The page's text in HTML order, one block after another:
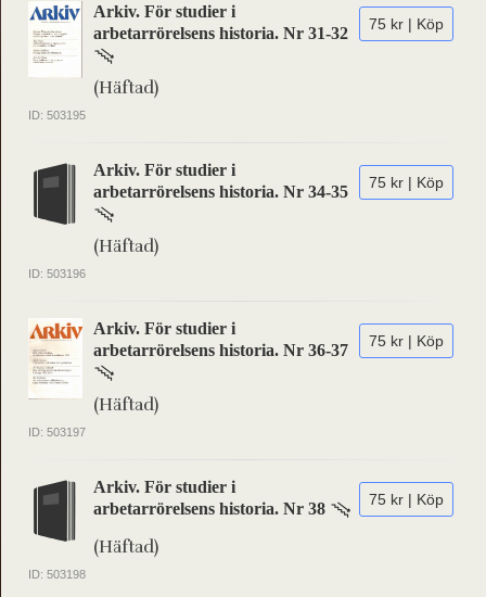
75 kr | Köp
Arkiv. För studier i
arbetarrörelsens historia. Nr 31-32
(Häftad)
ID: 503195
75 kr | Köp
Arkiv. För studier i
arbetarrörelsens historia. Nr 34-35
(Häftad)
ID: 503196
75 kr | Köp
Arkiv. För studier i
arbetarrörelsens historia. Nr 36-37
(Häftad)
ID: 503197
75 kr | Köp
Arkiv. För studier i
arbetarrörelsens historia. Nr 38
(Häftad)
ID: 503198